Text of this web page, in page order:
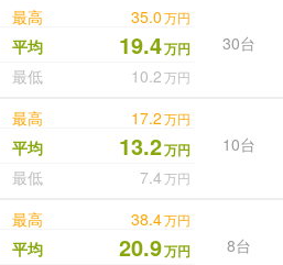
最高 35.0万円
30台
平均 19.4万円
最低 10.2万円
最高 17.2万円
10台
平均 13.2万円
最低 7.4万円
最高 38.4万円
8台
平均 20.9万円